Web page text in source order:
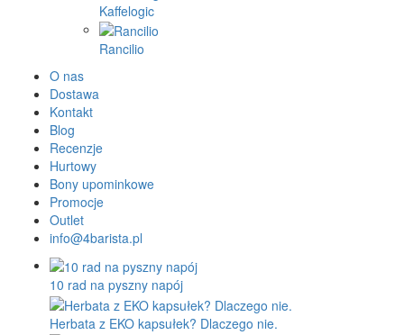
Kaffelogic
Rancilio
O nas
Dostawa
Kontakt
Blog
Recenzje
Hurtowy
Bony upominkowe
Promocje
Outlet
info@4barista.pl
10 rad na pyszny napój
Herbata z EKO kapsułek? Dlaczego nie.